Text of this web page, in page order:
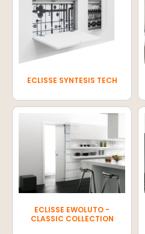
ECLISSE SYNTESIS TECH
ECLISSE EWOLUTO -
CLASSIC COLLECTION